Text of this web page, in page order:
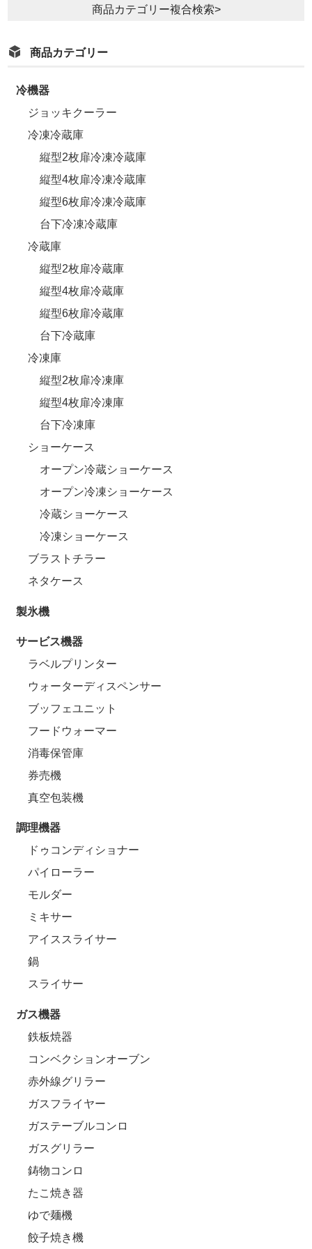
商品カテゴリー複合検索>
商品カテゴリー
冷機器
ジョッキクーラー
冷凍冷蔵庫
縦型2枚扉冷凍冷蔵庫
縦型4枚扉冷凍冷蔵庫
縦型6枚扉冷凍冷蔵庫
台下冷凍冷蔵庫
冷蔵庫
縦型2枚扉冷蔵庫
縦型4枚扉冷蔵庫
縦型6枚扉冷蔵庫
台下冷蔵庫
冷凍庫
縦型2枚扉冷凍庫
縦型4枚扉冷凍庫
台下冷凍庫
ショーケース
オープン冷蔵ショーケース
オープン冷凍ショーケース
冷蔵ショーケース
冷凍ショーケース
ブラストチラー
ネタケース
製氷機
サービス機器
ラベルプリンター
ウォーターディスペンサー
ブッフェユニット
フードウォーマー
消毒保管庫
券売機
真空包装機
調理機器
ドゥコンディショナー
パイローラー
モルダー
ミキサー
アイススライサー
鍋
スライサー
ガス機器
鉄板焼器
コンベクションオーブン
赤外線グリラー
ガスフライヤー
ガステーブルコンロ
ガスグリラー
鋳物コンロ
たこ焼き器
ゆで麺機
餃子焼き機